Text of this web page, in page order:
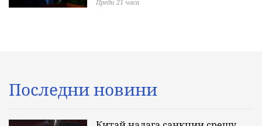
Преди 21 часа
Последни новини